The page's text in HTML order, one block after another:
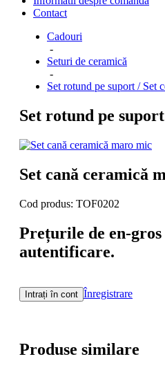
Contact
Cadouri
-
Seturi de ceramică
-
Set rotund pe suport / Set
Set rotund pe
Set cană ceramică
Cod produs: TOF0202
Prețurile de en-
autentificare.
Intrați în cont Înregistrare
Produse similare